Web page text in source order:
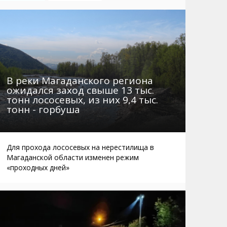
Автобусы Магадан – Аэропорт
Таблица приливов отливов
Не мусорить
Браконьеры
В реки Магаданского региона
ожидался заход свыше 13 тыс.
тонн лососевых, из них 9,4 тыс.
тонн - горбуша
Для прохода лососевых на нерестилища в
Магаданской области изменен режим
«проходных дней»